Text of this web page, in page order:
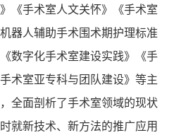
《手术室人文关怀》《手术室
器人辅助手术围术期护理标准
数字化手术室建设实践》《手
术室亚专科与团队建设》等主
全面剖析了手术室领域的现状
就新技术、新方法的推广应用